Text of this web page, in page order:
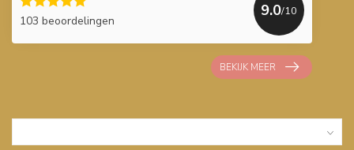
103 beoordelingen
9.0/10
BEKIJK MEER